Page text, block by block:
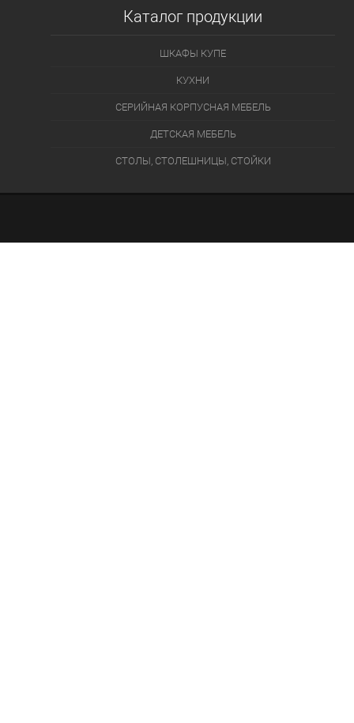
Каталог продукции
ШКАФЫ КУПЕ
КУХНИ
СЕРИЙНАЯ КОРПУСНАЯ МЕБЕЛЬ
ДЕТСКАЯ МЕБЕЛЬ
СТОЛЫ, СТОЛЕШНИЦЫ, СТОЙКИ